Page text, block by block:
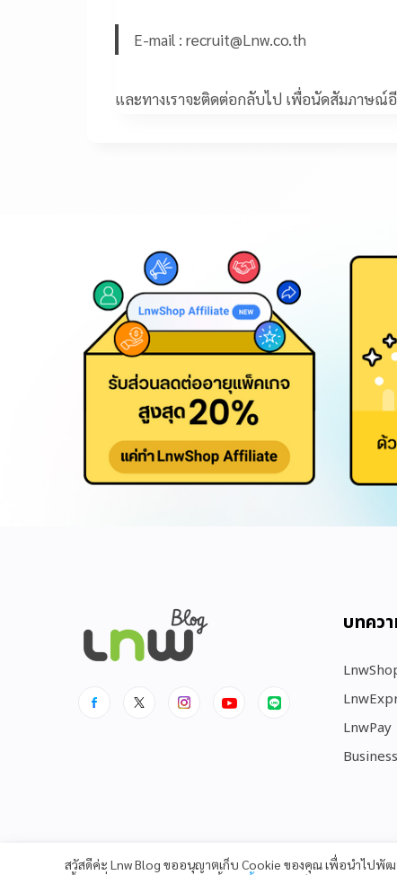
E-mail : recruit@Lnw.co.th
และทางเราจะติดต่อกลับไป เพื่อนัดสัมภาษณ์อี
บทคว
LnwPay
สวัสดีค่ะ Lnw Blog ขออนุญาตเก็บ Cookie ของคุณ เพื่อนำไปพั